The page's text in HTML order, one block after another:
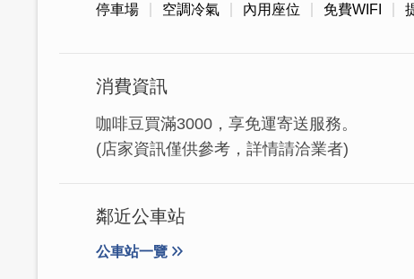
停車場 空調冷氣 內用座位 免費WIFI
消費資訊
咖啡豆買滿3000，享免運寄送服務。
(店家資訊僅供參考，詳情請洽業者)
鄰近公車站
公車站一覽